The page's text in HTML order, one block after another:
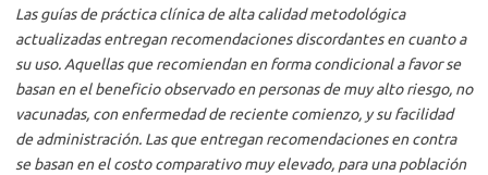
Las guías de práctica clínica de alta calidad metodológica
actualizadas entregan recomendaciones discordantes en cuanto a
su uso. Aquellas que recomiendan en forma condicional a favor se
basan en el beneficio observado en personas de muy alto riesgo, no
vacunadas, con enfermedad de reciente comienzo, y su facilidad
de administración. Las que entregan recomendaciones en contra
se basan en el costo comparativo muy elevado, para una población